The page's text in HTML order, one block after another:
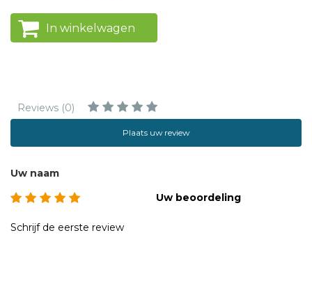
In winkelwagen
Reviews (0)
Plaats uw review
Uw naam
Uw beoordeling
Schrijf de eerste review